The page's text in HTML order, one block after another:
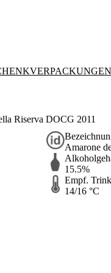
Riserva DOCG 2011
Amarone
15.5%
Empf.
14/16 °C